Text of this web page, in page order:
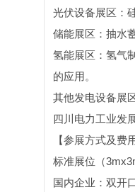
光伏设备展区：
储能展区：抽水
氢能展区：氢气
的应用。
其他发电设备展
四川电力工业发
【参展方式及费
标准展位（
国内企业：双开